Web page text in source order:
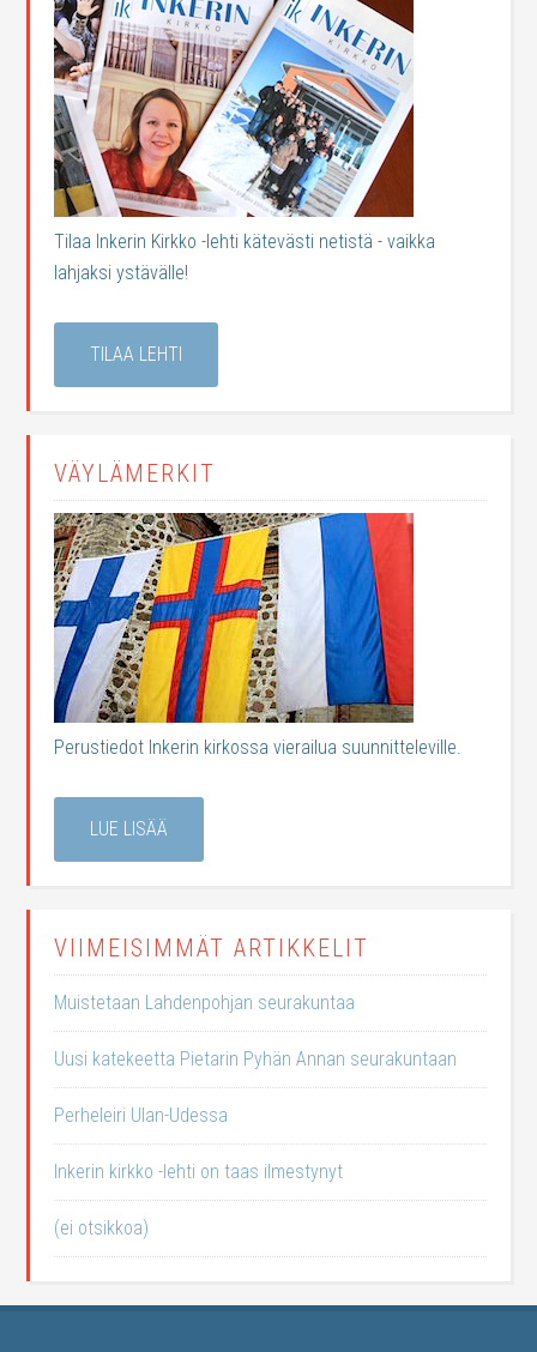
Tilaa Inkerin Kirkko -lehti kätevästi netistä - vaikka
lahjaksi ystävälle!
TILAA LEHTI
VÄYLÄMERKIT
Perustiedot Inkerin kirkossa vierailua suunnitteleville.
LUE LISÄÄ
VIIMEISIMMÄT ARTIKKELIT
Muistetaan Lahdenpohjan seurakuntaa
Uusi katekeetta Pietarin Pyhän Annan seurakuntaan
Perheleiri Ulan-Udessa
Inkerin kirkko -lehti on taas ilmestynyt
(ei otsikkoa)